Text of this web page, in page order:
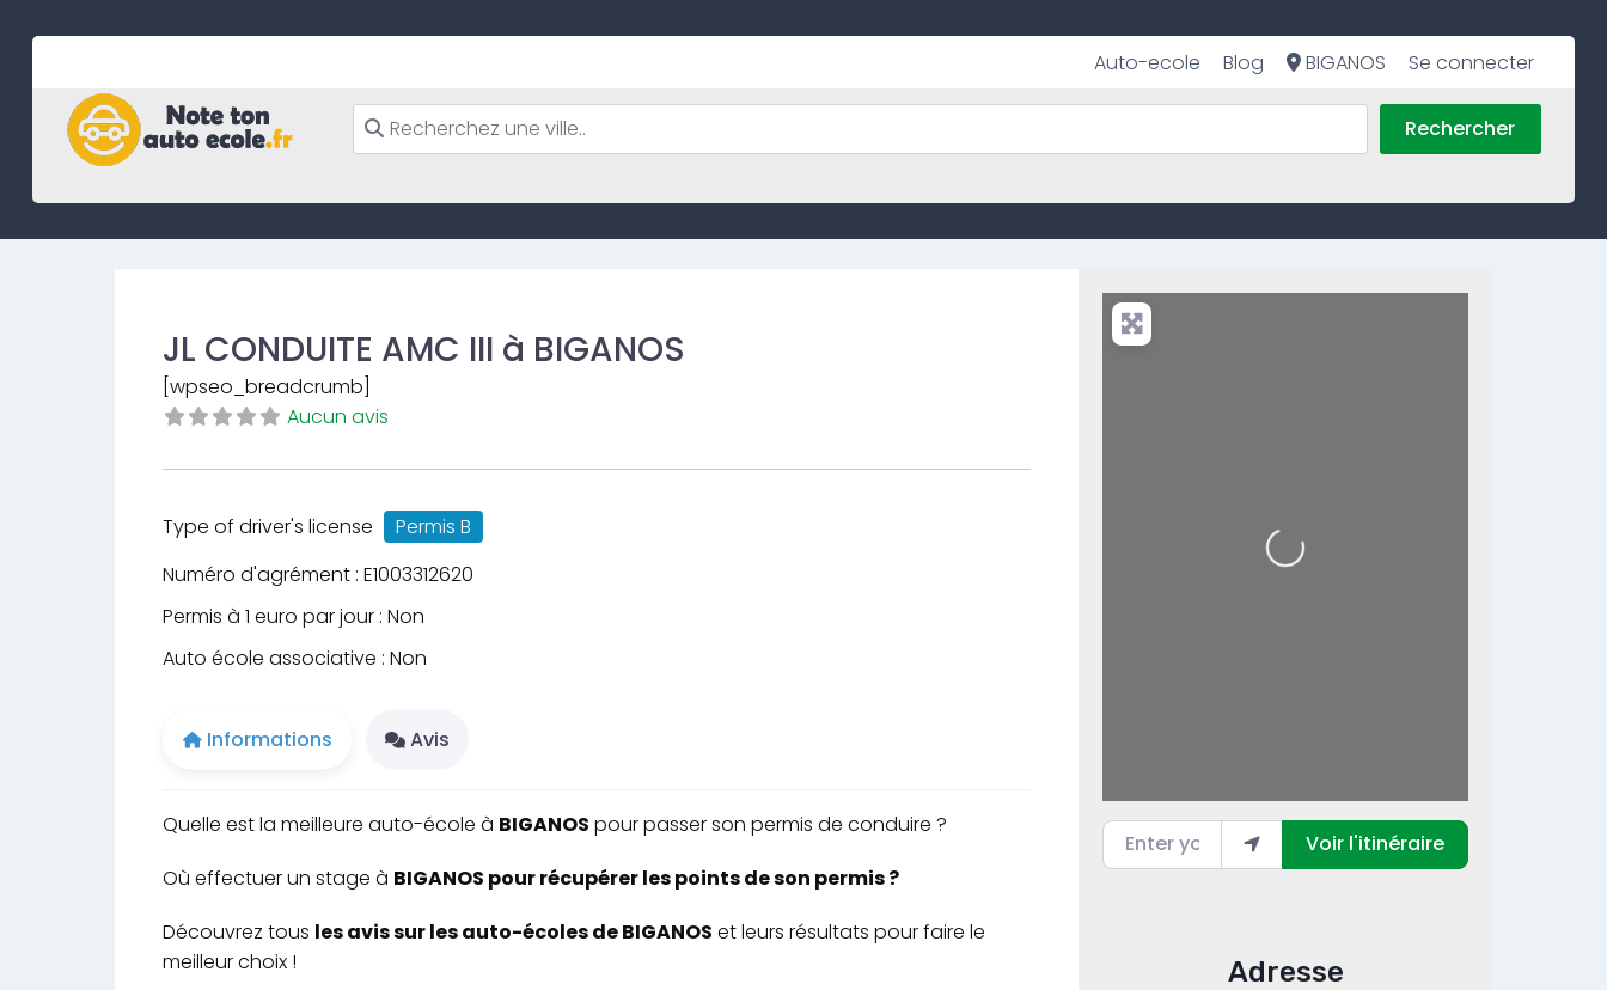
Auto-ecole Blog BIGANOS Se connecter
Rechercher
JL CONDUITE AMC III à BIGANOS
[wpseo_breadcrumb]
Aucun avis
Type of driver's license
Permis B
Numéro d'agrément : E1003312620
Permis à 1 euro par jour : Non
Auto école associative : Non
Informations Avis
Quelle est la meilleure auto-école à BIGANOS pour passer son permis de conduire ?
Où effectuer un stage à BIGANOS pour récupérer les points de son permis ?
Découvrez tous les avis sur les auto-écoles de BIGANOS et leurs résultats pour faire le
meilleur choix !
Loading...
Enter your location
Voir l'itinéraire
Adresse